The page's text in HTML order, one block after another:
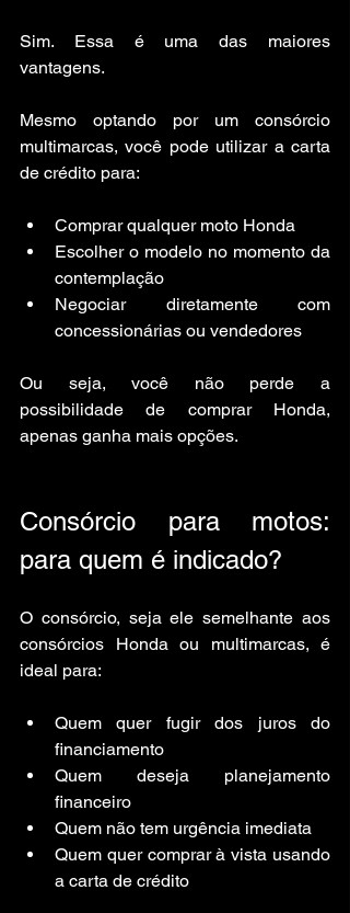
Sim. Essa é uma das maiores
vantagens.
Mesmo optando por um consórcio
multimarcas, você pode utilizar a carta
de crédito para:
Comprar qualquer moto Honda
Escolher o modelo no momento da
contemplação
Negociar diretamente com
concessionárias ou vendedores
Ou seja, você não perde a
possibilidade de comprar Honda,
apenas ganha mais opções.
Consórcio para motos:
para quem é indicado?
O consórcio, seja ele semelhante aos
consórcios Honda ou multimarcas, é
ideal para:
Quem quer fugir dos juros do
financiamento
Quem deseja planejamento
financeiro
Quem não tem urgência imediata
Quem quer comprar à vista usando
a carta de crédito